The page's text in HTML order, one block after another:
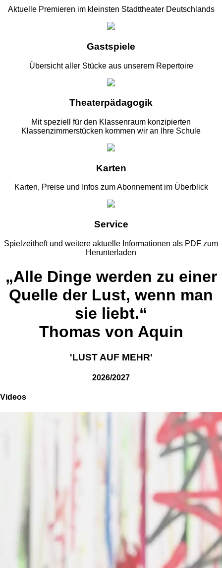
Aktuelle Premieren im kleinsten Stadttheater Deutschlands
Gastspiele
Übersicht aller Stücke aus unserem Repertoire
Theaterpädagogik
Mit speziell für den Klassenraum konzipierten
Klassenzimmerstücken kommen wir an Ihre Schule
Karten
Karten, Preise und Infos zum Abonnement im Überblick
Service
Spielzeitheft und weitere aktuelle Informationen als PDF zum
Herunterladen
„Alle Dinge werden zu einer
Quelle der Lust, wenn man
sie liebt.“
Thomas von Aquin
'LUST AUF MEHR'
2026/2027
Videos